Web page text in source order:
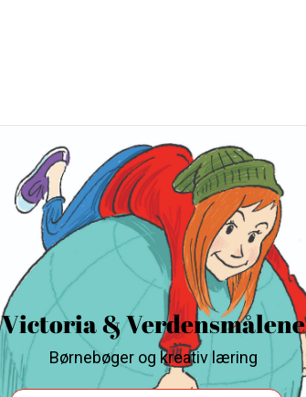
Victoria & Verdensmålene
Børnebøger og kreativ læring